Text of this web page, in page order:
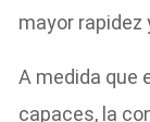
mayor rapidez
A medida que
capaces, la